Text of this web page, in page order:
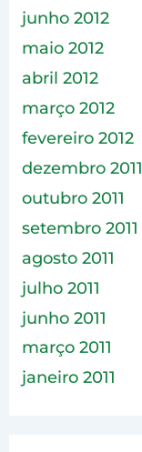
junho 2012
maio 2012
abril 2012
março 2012
fevereiro 2012
dezembro 2011
outubro 2011
setembro 2011
agosto 2011
julho 2011
junho 2011
março 2011
janeiro 2011